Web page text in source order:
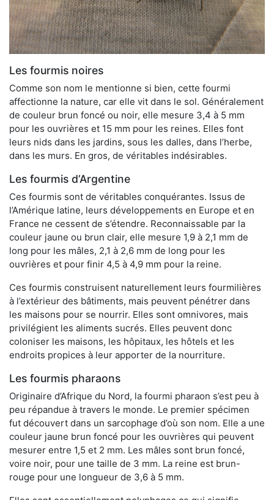
Les fourmis noires
Comme son nom le mentionne si bien, cette fourmi
affectionne la nature, car elle vit dans le sol. Généralement
de couleur brun foncé ou noir, elle mesure 3,4 à 5 mm
pour les ouvrières et 15 mm pour les reines. Elles font
leurs nids dans les jardins, sous les dalles, dans l’herbe,
dans les murs. En gros, de véritables indésirables.
Les fourmis d’Argentine
Ces fourmis sont de véritables conquérantes. Issus de
l’Amérique latine, leurs développements en Europe et en
France ne cessent de s’étendre. Reconnaissable par la
couleur jaune ou brun clair, elle mesure 1,9 à 2,1 mm de
long pour les mâles, 2,1 à 2,6 mm de long pour les
ouvrières et pour finir 4,5 à 4,9 mm pour la reine.
Ces fourmis construisent naturellement leurs fourmilières
à l’extérieur des bâtiments, mais peuvent pénétrer dans
les maisons pour se nourrir. Elles sont omnivores, mais
privilégient les aliments sucrés. Elles peuvent donc
coloniser les maisons, les hôpitaux, les hôtels et les
endroits propices à leur apporter de la nourriture.
Les fourmis pharaons
Originaire d’Afrique du Nord, la fourmi pharaon s’est peu à
peu répandue à travers le monde. Le premier spécimen
fut découvert dans un sarcophage d’où son nom. Elle a une
couleur jaune brun foncé pour les ouvrières qui peuvent
mesurer entre 1,5 et 2 mm. Les mâles sont brun foncé,
voire noir, pour une taille de 3 mm. La reine est brun-
rouge pour une longueur de 3,6 à 5 mm.